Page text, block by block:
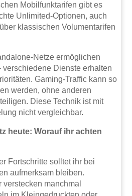
Mobilfunktarifen gibt es
Unlimited-Optionen, auch
klassischen Volumentarifen
Netze ermöglichen
verschiedene Dienste erhalten
Gaming-Traffic kann so
werden, ohne anderen
Diese Technik ist mit
nicht vergleichbar.
heute: Worauf ihr achten
Fortschritte solltet ihr bei
aufmerksam bleiben.
manchmal